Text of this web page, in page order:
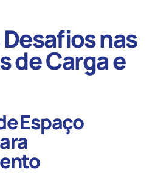
nas
de Carga e
Espaço